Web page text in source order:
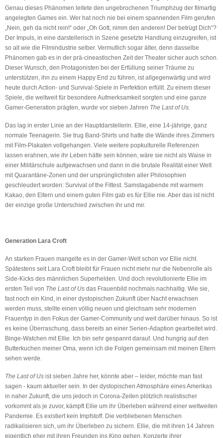
Genau dieses Phänomen leitete den ungebrochenen Triumphzug der filmartig
angelegten Games ein. Wer hat noch nie bei einem spannenden Film gerufen
„Nein, geh da nicht rein!“ oder „Oh Gott, nimm den anderen! Der betrügt Dich“?
Der Impuls, in eine darstellerisch in Szene gesetzte Handlung einzugreifen, ist
so alt wie die Filmindustrie selber. Vermutlich sogar älter, denn dasselbe
Phänomen gab es in der prä-cineastischen Zeit der Theater sicher auch schon.
Dieser Wunsch, den Protagonisten bei der Erfüllung seiner Träume zu
unterstützen, ihn zu einem Happy End zu führen, ist allgegenwärtig und wird
heute durch Action- und Survival-Spiele in Perfektion erfüllt. Zu einem dieser
Spiele, die weltweit für besondere Aufmerksamkeit sorgten und eine ganze
Gamer-Generation prägten, wurde vor sieben Jahren The Last of Us.
Das lag in erster Linie an der Hauptdarstellerin. Ellie, eine 14-jährige, ganz
normale Teenagerin. Sie trug Band-Shirts und hatte die Wände ihres Zimmers
mit Film-Plakaten vollgehangen. Viele weitere popkulturelle Referenzen
lassen erahnen, wie ihr Leben hätte sein können, wäre sie nicht als Waise in
einer Militärschule aufgewachsen und dann in die brutale Realität einer Welt
mit Quarantäne-Zonen und der ursprünglichsten aller Philosophien
geschleudert worden: Survival of the Fittest. Samstagabende mit warmem
Kakao, den Eltern und einem guten Film gab es für Ellie nie. Aber das ist nicht
der einzige große Unterschied zwischen ihr und mir.
Generation Lara Croft
An starken Frauen mangelte es in der Gamer-Welt schon vor Ellie nicht.
Spätestens seit Lara Croft bleibt für Frauen nicht mehr nur die Nebenrolle als
Side-Kicks des männlichen Superhelden. Und doch revolutionierte Ellie im
ersten Teil von The Last of Us das Frauenbild nochmals nachhaltig. Wie sie,
fast noch ein Kind, in einer dystopischen Zukunft über Nacht erwachsen
werden muss, stellte einen völlig neuen und gleichsam sehr modernen
Frauentyp in den Fokus der Gamer-Community und weit darüber hinaus. So ist
es keine Überraschung, dass bereits an einer Serien-Adaption gearbeitet wird.
Binge-Watchen mit Ellie. Ich bin sehr gespannt darauf. Und hungrig auf den
Butterkuchen meiner Oma, wenn ich die Folgen gemeinsam mit meinen Eltern
sehen werde.
The Last of Us ist sieben Jahre her, könnte aber – leider, möchte man fast
sagen - kaum aktueller sein. In der dystopischen Atmosphäre eines Amerikas
in naher Zukunft, die uns jedoch in Corona-Zeiten plötzlich realistischer
vorkommt als je zuvor, kämpft Ellie um ihr Überleben während einer weltweiten
Pandemie. Es existiert kein Impfstoff. Die verbliebenen Menschen
radikalisieren sich, um ihr Überleben zu sichern. Ellie, die mit ihren 14 Jahren
eigentlich eher mit ihren Freunden ins Kino gehen, Konzerte ihrer